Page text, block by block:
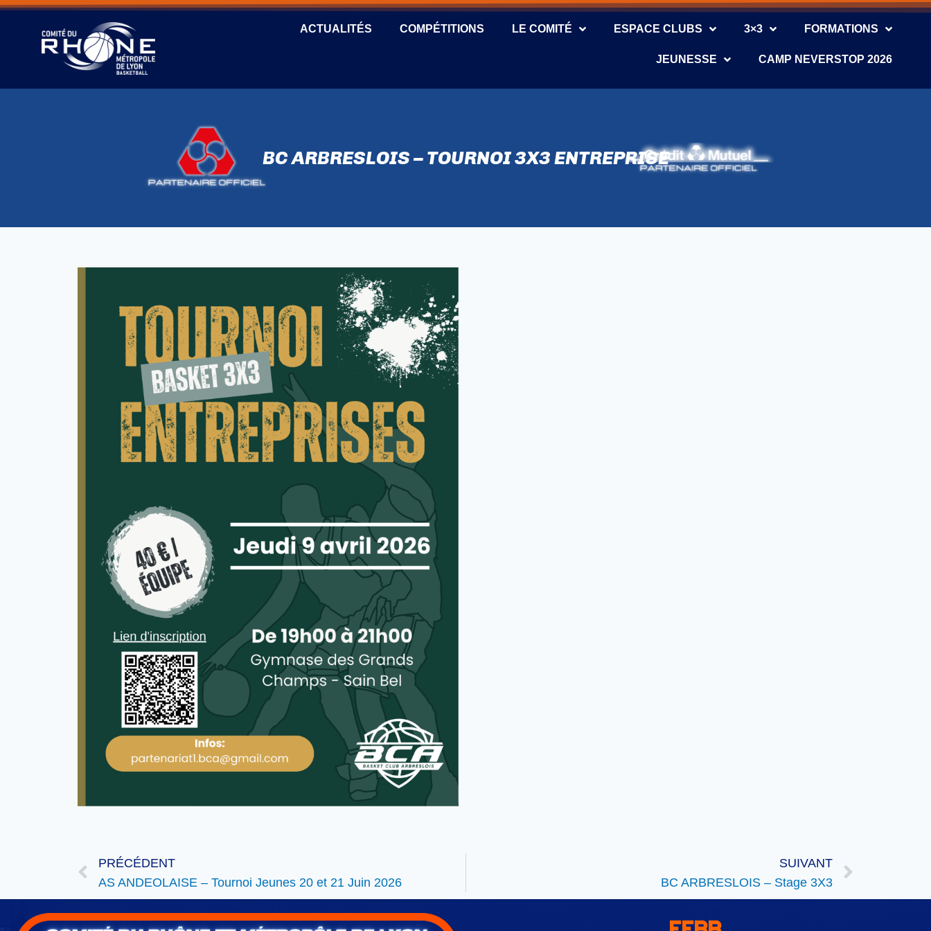
ACTUALITÉS COMPÉTITIONS LE COMITÉ ESPACE CLUBS 3×3 FORMATIONS
JEUNESSE CAMP NEVERSTOP 2026
BC ARBRESLOIS – TOURNOI 3X3 ENTREPRISE
PRÉCÉDENT
AS ANDEOLAISE – Tournoi Jeunes 20 et 21 Juin 2026
SUIVANT
BC ARBRESLOIS – Stage 3X3